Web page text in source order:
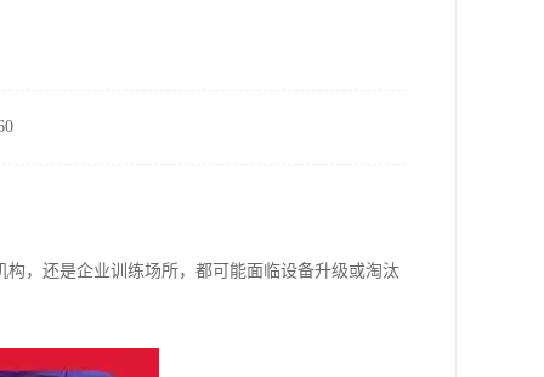
，还是企业训练场所，都可能面临设备升级或淘汰